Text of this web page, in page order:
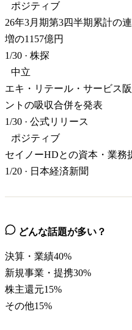
ポジティブ
26年3月期第3四半期累計の
増の1157億円
1/30 · 株探
中立
エキ・リテール・サービス
ントの吸収合併を発表
1/30 · 公式リリース
ポジティブ
セイノーHDとの資本・業務
1/20 · 日本経済新聞
どんな話題が多い？
決算・業績40%
新規事業・提携30%
株主還元15%
その他15%